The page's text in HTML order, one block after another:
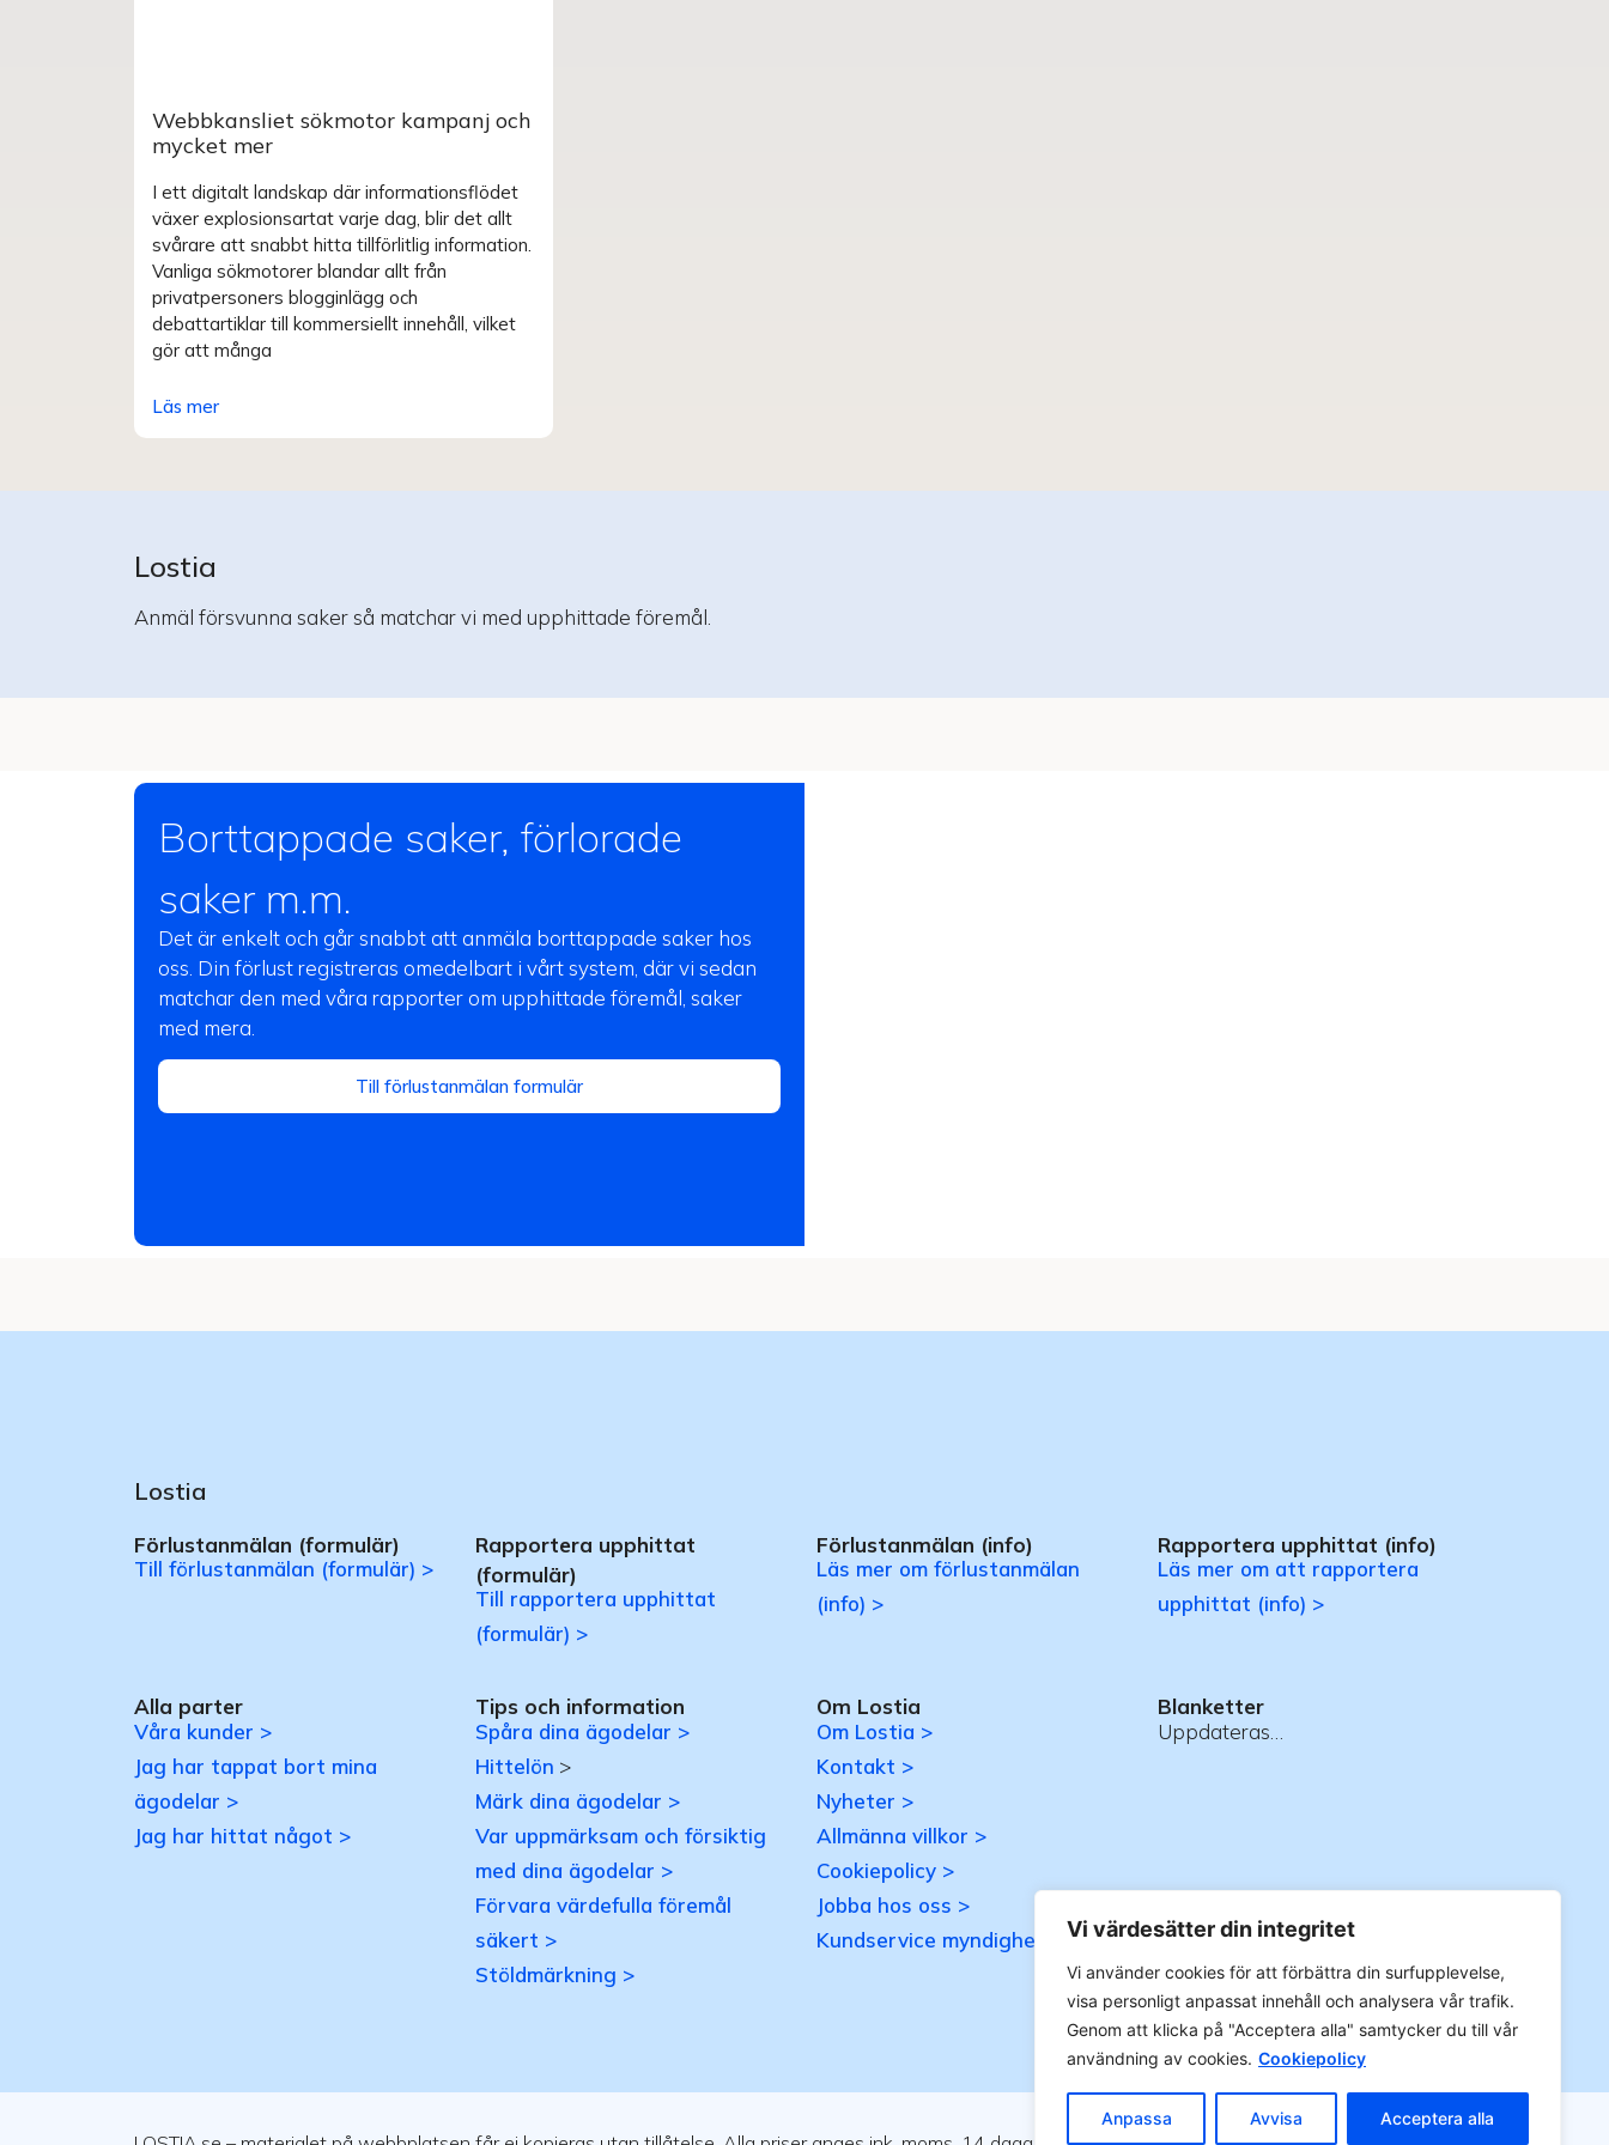
Vi värdesätter din integritet
Vi använder cookies för att förbättra din surfupplevelse,
visa personligt anpassat innehåll och analysera vår trafik.
Genom att klicka på "Acceptera alla" samtycker du till vår
användning av cookies. Cookiepolicy
Anpassa Avvisa Acceptera alla
Webbkansliet sökmotor kampanj och
mycket mer
I ett digitalt landskap där informationsflödet
växer explosionsartat varje dag, blir det allt
svårare att snabbt hitta tillförlitlig information.
Vanliga sökmotorer blandar allt från
privatpersoners blogginlägg och
debattartiklar till kommersiellt innehåll, vilket
gör att många
Läs mer
Lostia
Anmäl försvunna saker så matchar vi med upphittade föremål.
Borttappade saker, förlorade
saker m.m.
Det är enkelt och går snabbt att anmäla borttappade saker hos
oss. Din förlust registreras omedelbart i vårt system, där vi sedan
matchar den med våra rapporter om upphittade föremål, saker
med mera.
Till förlustanmälan formulär
Lostia
Förlustanmälan (formulär)
Till förlustanmälan (formulär) >
Rapportera upphittat
(formulär)
Till rapportera upphittat
(formulär) >
Förlustanmälan (info)
Läs mer om förlustanmälan
(info) >
Rapportera upphittat (info)
Läs mer om att rapportera
upphittat (info) >
Alla parter
Våra kunder >
Jag har tappat bort mina
ägodelar >
Jag har hittat något >
Tips och information
Spåra dina ägodelar >
Hittelön >
Märk dina ägodelar >
Var uppmärksam och försiktig
med dina ägodelar >
Förvara värdefulla föremål
säkert >
Stöldmärkning >
Om Lostia
Om Lostia >
Kontakt >
Nyheter >
Allmänna villkor >
Cookiepolicy >
Jobba hos oss >
Kundservice myndigheter >
Blanketter
Uppdateras…